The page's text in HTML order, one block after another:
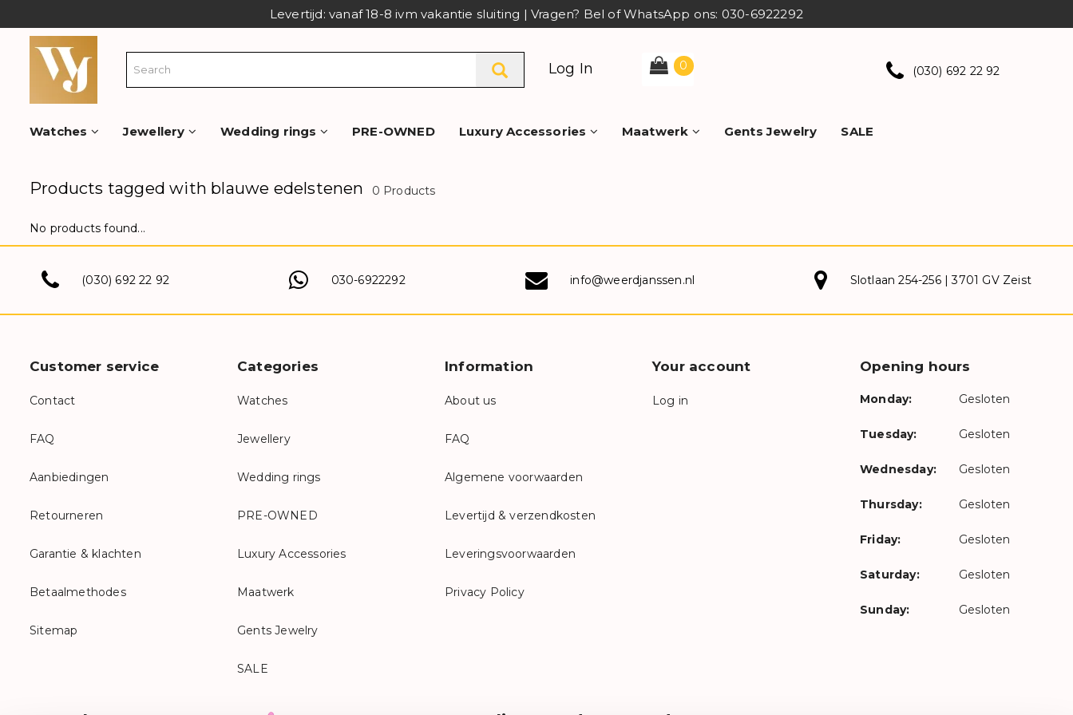
Levertijd: vanaf 18-8 ivm vakantie sluiting | Vragen? Bel of WhatsApp ons: 030-6922292
Log In 0 (030) 692 22 92
Watches Jewellery Wedding rings PRE-OWNED Luxury Accessories Maatwerk Gents Jewelry SALE
Products tagged with blauwe edelstenen 0 Products
No products found...
(030) 692 22 92 030-6922292 info@weerdjanssen.nl Slotlaan 254-256 | 3701 GV Zeist
Customer service
Contact
FAQ
Aanbiedingen
Retourneren
Garantie & klachten
Betaalmethodes
Sitemap
Categories
Watches
Jewellery
Wedding rings
PRE-OWNED
Luxury Accessories
Maatwerk
Gents Jewelry
SALE
Information
About us
FAQ
Algemene voorwaarden
Levertijd & verzendkosten
Leveringsvoorwaarden
Privacy Policy
Your account
Log in
Opening hours
Monday: Gesloten
Tuesday: Gesloten
Wednesday: Gesloten
Thursday: Gesloten
Friday: Gesloten
Saturday: Gesloten
Sunday: Gesloten